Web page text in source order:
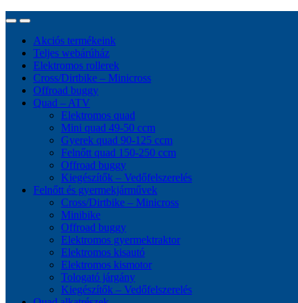
Akciós termékeink
Teljes webárúház
Elektromos rollerek
Cross/Dirtbike – Minicross
Offroad buggy
Quad – ATV
Elektromos quad
Mini quad 49-50 ccm
Gyerek quad 90-125 ccm
Felnőtt quad 150-250 ccm
Offroad buggy
Kiegészítők – Vedőfelszerelés
Felnőtt és gyermekjárművek
Cross/Dirtbike – Minicross
Minibike
Offroad buggy
Elektromos gyermektraktor
Elektromos kisautó
Elektromos kismotor
Tologató járgány
Kiegészítők – Vedőfelszerelés